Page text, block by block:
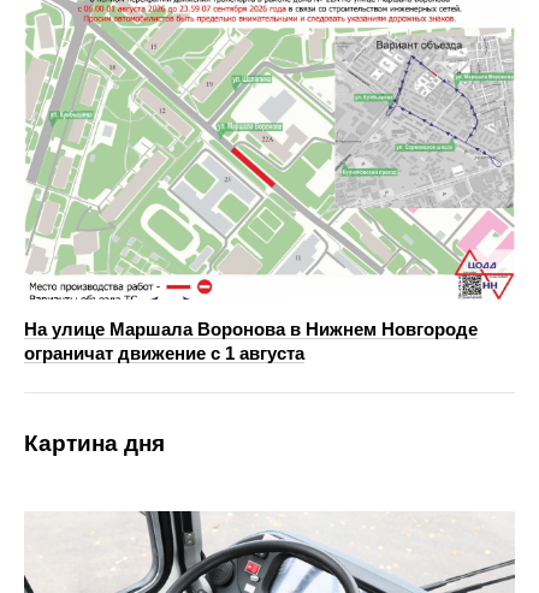
На улице Маршала Воронова в Нижнем Новгороде
ограничат движение с 1 августа
Картина дня